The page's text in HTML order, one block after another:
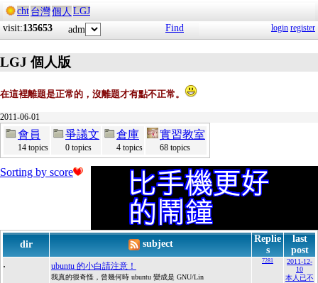
cht 台灣個人 LGJ
visit:135653 adm Find login register
LGJ 個人版
在這裡離題是正常的，沒離題才有點不正常。
2011-06-01
會員
14 topics
爭議文
0 topics
倉庫
4 topics
實習教室
68 topics
Sorting by score
dir subject
Replie
s
last
post
. ubuntu 的小白請注意！
我真的很奇怪，曾幾何時 ubuntu 變成是 GNU/Lin
7281
2011-12-
10
本人已不